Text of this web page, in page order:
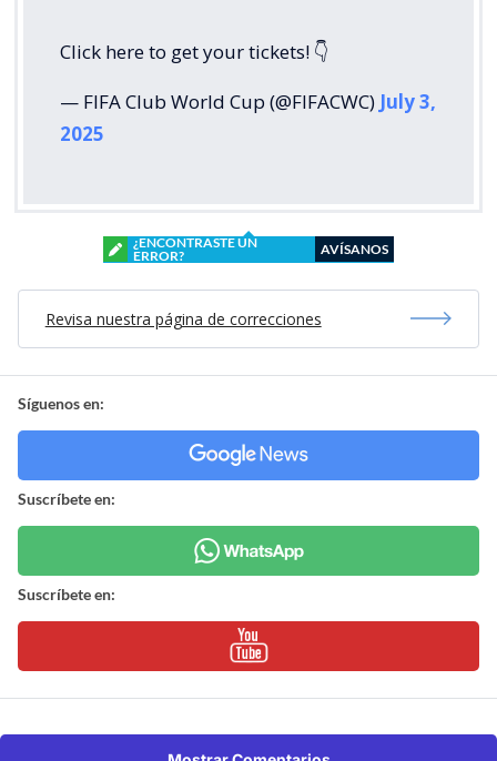
Click here to get your tickets! 👇
— FIFA Club World Cup (@FIFACWC) July 3,
2025
¿ENCONTRASTE UN
ERROR?
AVÍSANOS
Revisa nuestra página de correcciones
Síguenos en:
Suscríbete en:
Suscríbete en: